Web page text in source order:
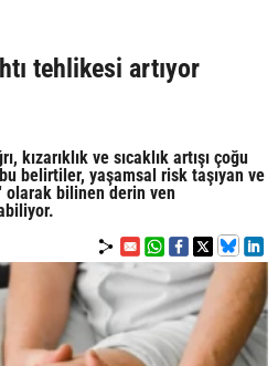
tehlikesi artıyor
kızarıklık ve sıcaklık artışı çoğu
belirtiler, yaşamsal risk taşıyan ve
olarak bilinen derin ven